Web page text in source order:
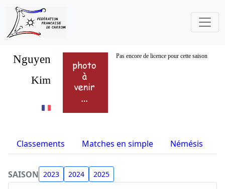
Nguyen Pas encore de licence pour cette saison
Kim
Classements Matches en simple Némésis
SAISON 2023 2024 2025